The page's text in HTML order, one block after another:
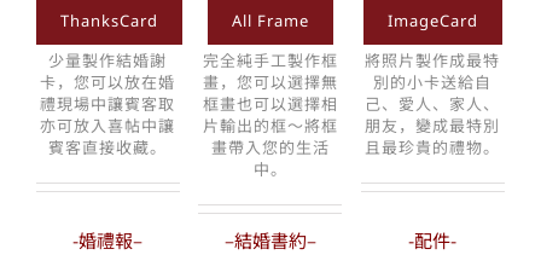
ThanksCard
少量製作結婚謝
卡，您可以放在婚
禮現場中讓賓客取
亦可放入喜帖中讓
賓客直接收藏。
All Frame
完全純手工製作框
畫，您可以選擇無
框畫也可以選擇相
片輸出的框～將框
畫帶入您的生活
中。
ImageCard
將照片製作成最特
別的小卡送給自
己、愛人、家人、
朋友，變成最特別
且最珍貴的禮物。
-婚禮報– –結婚書約– -配件-